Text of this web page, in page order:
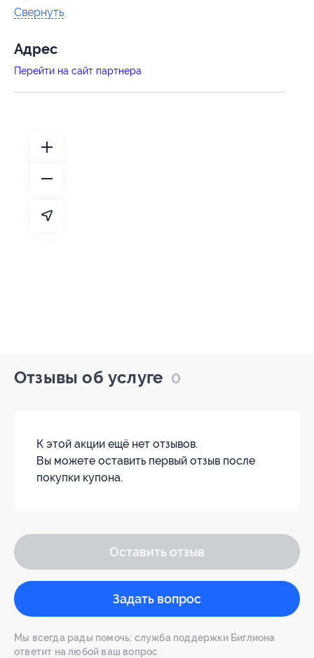
Свернуть
Адрес
Перейти на сайт партнера
Отзывы об услуге 0
К этой акции ещё нет отзывов.
Вы можете оставить первый отзыв после
покупки купона.
Оставить отзыв
Задать вопрос
Мы всегда рады помочь: служба поддержки Биглиона
ответит на любой ваш вопрос